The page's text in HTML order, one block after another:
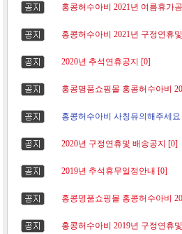
홍콩허수아비 2021년 여름휴가
홍콩허수아비 2021년 구정연휴
2020년 추석연휴공지 [0]
홍콩명품쇼핑몰 홍콩허수아비
홍콩허수아비 사칭유의해주세
2020년 구정연휴및 배송공지 [0]
2019년 추석휴무일정안내 [0]
홍콩명품쇼핑몰 홍콩허수아비
홍콩허수아비 2019년 구정연휴